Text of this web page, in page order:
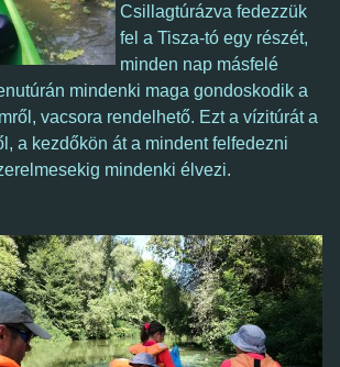
Csillagtúrázva fedezzük
fel a Tisza-tó egy részét,
minden nap másfelé
mindenki maga gondoskodik a
vacsora rendelhető. Ezt a vízitúrát a
a kezdőkön át a mindent felfedezni
mindenki élvezi.